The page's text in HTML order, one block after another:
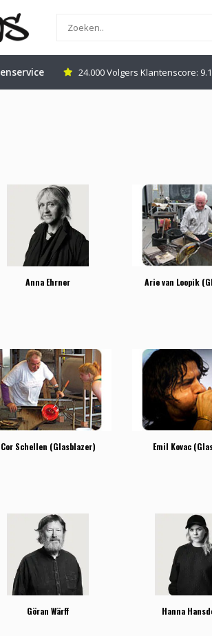
24.000 Volgers Klantenscore: 9.1
Anna Ehrner Arie van Loopik
Cor Schellen (Glasblazer) Emil Kovac
Göran Wärff Hanna